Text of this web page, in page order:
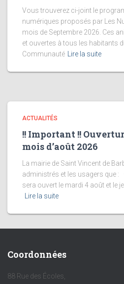
Vous trouverez ci-joint le
numériques proposés par Les
mois de Septembre 2026. Ces
et ouvertes à tous les habitants
Communauté
Lire la suite
ACTUALITÉS
!! Important !!
mois d’août 2026
La mairie de Saint Vincent de
administrés et les usagers que :
sera ouvert le mardi 4 août et le
Lire la suite
Coordonnées
88 Rue des Écoles,